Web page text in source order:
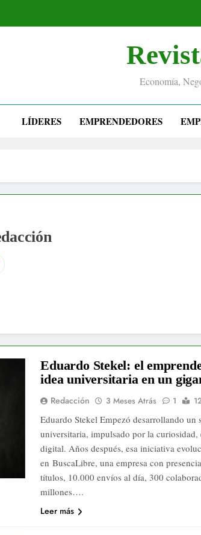
Economía,
LÍDERES EMPRENDEDORES
Eduardo Stekel: el
idea universitaria en un
Redacción 3 Meses Atrás 1
Eduardo Stekel Empezó desarrollando
universitaria, impulsado por la
digital. Años después, esa iniciativa
en BuscaLibre, una empresa con
títulos, 10.000 envíos al día, 300
millones….
Leer más